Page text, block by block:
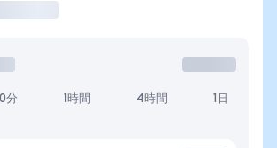
分 1時間 4時間 1日